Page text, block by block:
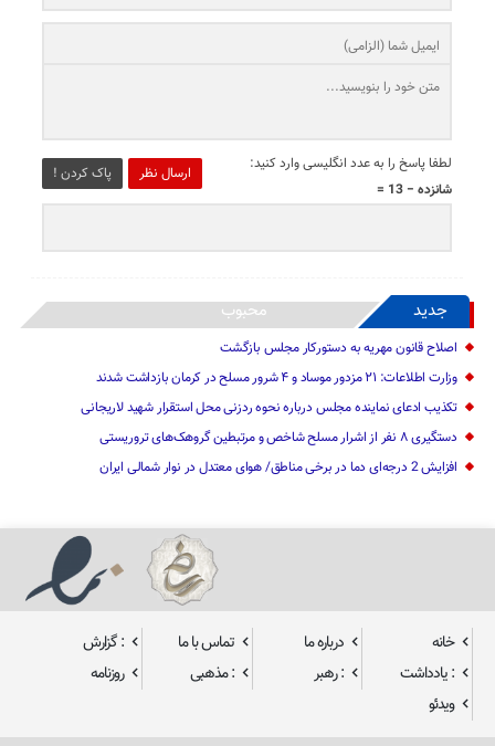
ارسال نظر پاک کردن !
لطفا پاسخ را به عدد انگلیسی وارد کنید:
شانزده − 13 =
جدید محبوب
اصلاح قانون مهریه به دستورکار مجلس بازگشت
وزارت اطلاعات: ۲۱ مزدور موساد و ۴ شرور مسلح در کرمان بازداشت شدند
تکذیب ادعای نماینده مجلس درباره نحوه ردزنی محل استقرار شهید لاریجانی
دستگیری ۸ نفر از اشرار مسلح شاخص و مرتبطین گروهک‌های تروریستی
افزایش 2 درجه‌ای دما در برخی مناطق/ هوای معتدل در نوار شمالی ایران
خانه درباره ما تماس با ما
: گزارش
: یادداشت
: رهبر : مذهبی
روزنامه
ویدئو